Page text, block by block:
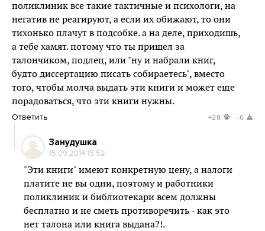
поликлиник все такие тактичные и психологи, на
негатив не реагируют, а если их обижают, то они
тихонько плачут в подсобке. а на деле, приходишь,
а тебе хамят. потому что ты пришел за
талончиком, подлец, или "ну и набрали книг,
будто диссертацию писать собираетесь", вместо
того, чтобы молча выдать эти книги и может еще
порадоваться, что эти книги нужны.
Ответить +28 -6
Занудушка
15.09.2014 15:52
"Эти книги" имеют конкретную цену, а налоги
платите не вы одни, поэтому и работники
поликлиник и библиотекари всем должны
бесплатно и не сметь противоречить - как это
нет талона или книга выдана?!.